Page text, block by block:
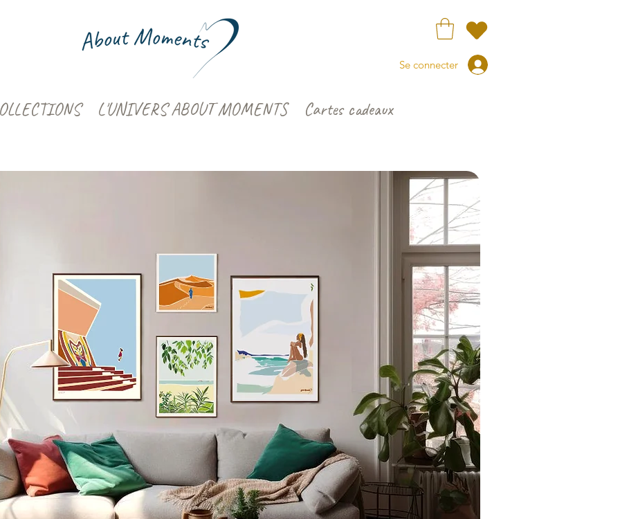
Se connecter
L'UNIVERS ABOUT MOMENTS Cartes cadeaux